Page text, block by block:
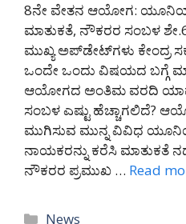
8ನೇ ವೇತನ ಆಯೋಗ:
ಮಾತುಕತೆ, ನೌಕರರ ಸಂಬಳ
ಮುಖ್ಯ ಅಪ್‌ಡೇಟ್‌ಗಳು ಕೇಂದ್ರ
ಒಂದೇ ಒಂದು ವಿಷಯದ ಬಗ್ಗೆ
ಆಯೋಗದ ಅಂತಿಮ ವರದಿ
ಸಂಬಳ ಎಷ್ಟು ಹೆಚ್ಚಾಗಲಿದೆ?
ಮುಗಿಸುವ ಮುನ್ನ ವಿವಿಧ
ನಾಯಕರನ್ನು ಕರೆಸಿ ಮಾತುಕತೆ
ನೌಕರರ ಪ್ರಮುಖ … Read
Categories
News